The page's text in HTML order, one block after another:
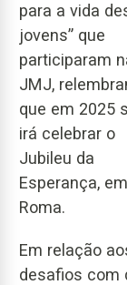
para a vida
jovens” que
participaram
JMJ,
que em 2025
irá celebrar o
Jubileu da
Esperança, em
Roma.
Em relação
desafios com